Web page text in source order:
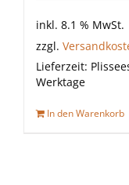
inkl. 8.1 % MwSt.
zzgl.
Lieferzeit:
Werktage
In den Warenkorb